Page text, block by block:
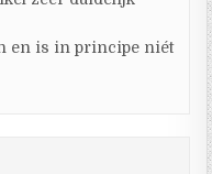
en is in principe niét